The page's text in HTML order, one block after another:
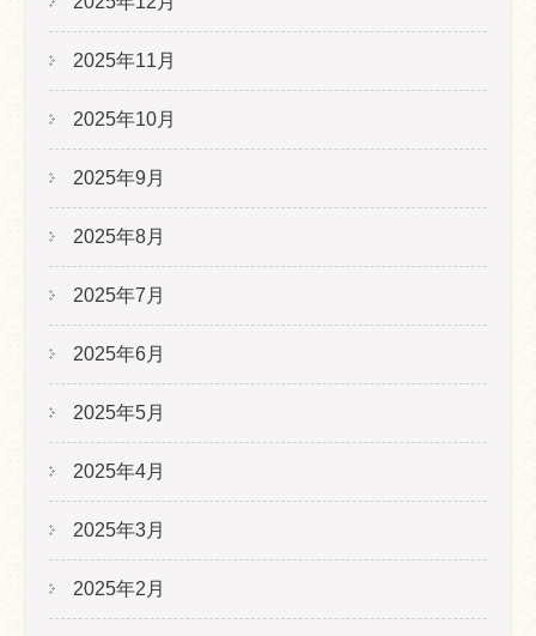
2025年11月
2025年10月
2025年9月
2025年8月
2025年7月
2025年6月
2025年5月
2025年4月
2025年3月
2025年2月